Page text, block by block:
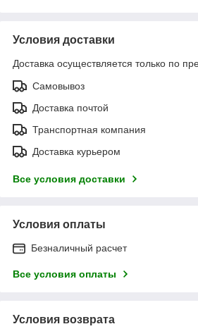
Условия доставки
Доставка осуществляется только по
Самовывоз
Доставка почтой
Транспортная компания
Доставка курьером
Все условия доставки
Условия оплаты
Безналичный расчет
Все условия оплаты
Условия возврата